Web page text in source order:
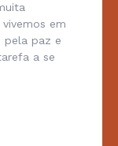
em
pela paz e
a se